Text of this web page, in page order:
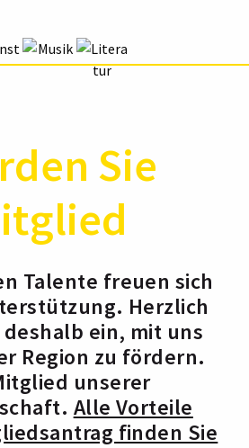
Sie
Talente freuen sich
Herzlich
ein, mit uns
Region zu fördern.
unserer
Alle Vorteile
finden Sie